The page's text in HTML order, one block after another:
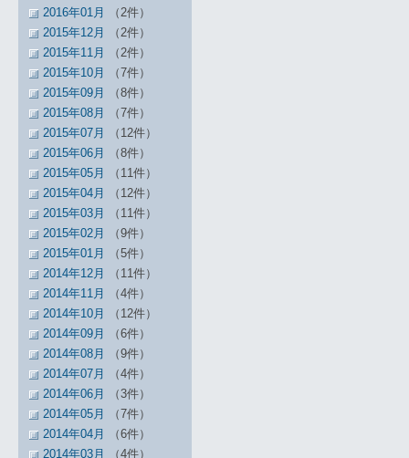
2016年01月
（2件）
2015年12月
（2件）
2015年11月
（2件）
2015年10月
（7件）
2015年09月
（8件）
2015年08月
（7件）
2015年07月
（12件）
2015年06月
（8件）
2015年05月
（11件）
2015年04月
（12件）
2015年03月
（11件）
2015年02月
（9件）
2015年01月
（5件）
2014年12月
（11件）
2014年11月
（4件）
2014年10月
（12件）
2014年09月
（6件）
2014年08月
（9件）
2014年07月
（4件）
2014年06月
（3件）
2014年05月
（7件）
2014年04月
（6件）
2014年03月
（4件）